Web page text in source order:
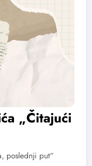
„Čitajući
poslednji put“